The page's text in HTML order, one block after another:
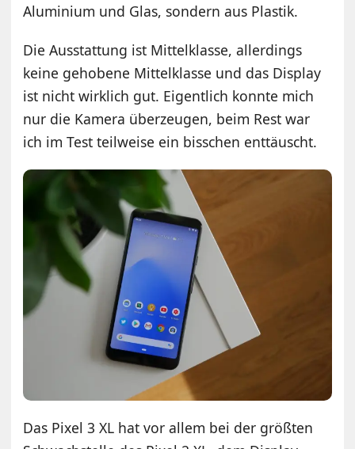
Aluminium und Glas, sondern aus Plastik.
Die Ausstattung ist Mittelklasse, allerdings
keine gehobene Mittelklasse und das Display
ist nicht wirklich gut. Eigentlich konnte mich
nur die Kamera überzeugen, beim Rest war
ich im Test teilweise ein bisschen enttäuscht.
Das Pixel 3 XL hat vor allem bei der größten